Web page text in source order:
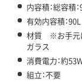
内容積：総容積
有効内容積：90L
材質 ※お手元に
ガラス
消費電力：約
組立：不要